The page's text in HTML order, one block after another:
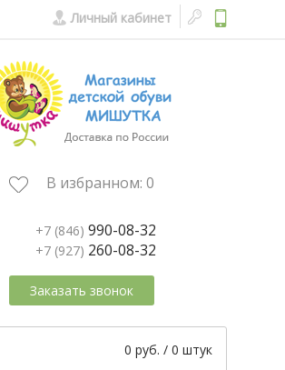
Личный кабинет
В избранном: 0
+7 (846) 990-08-32
+7 (927) 260-08-32
Заказать звонок
0 руб. / 0 штук